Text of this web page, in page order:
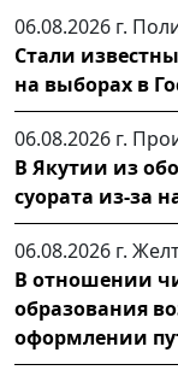
06.08.2026 г.
Стали
на выборах в
06.08.2026 г.
В Якутии из
суората из-за
06.08.2026 г.
В отношении
образования
оформлении